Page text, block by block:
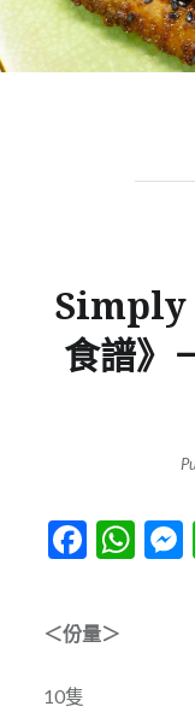
Simply
食譜》
＜份量＞
10隻